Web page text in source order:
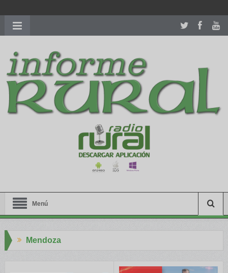
richardmillereplica
women.patekphilippe.tofor sale in usa recognized command with
dining room table ceremony. welcome to our
perfectwatches.is
shop. best youngsexdoll.comwith professional customer
services. 1: 1 design high
https://reallydiamond.com/
Menú